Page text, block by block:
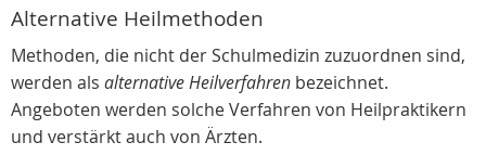
Alternative Heilmethoden
Methoden, die nicht der Schulmedizin zuzuordnen sind,
werden als alternative Heilverfahren bezeichnet.
Angeboten werden solche Verfahren von Heilpraktikern
und verstärkt auch von Ärzten.